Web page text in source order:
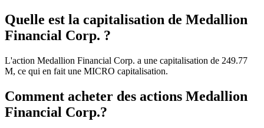
Quelle est la capitalisation de Medallion
Financial Corp. ?
L'action Medallion Financial Corp. a une capitalisation de 249.77
M, ce qui en fait une MICRO capitalisation.
Comment acheter des actions Medallion
Financial Corp.?